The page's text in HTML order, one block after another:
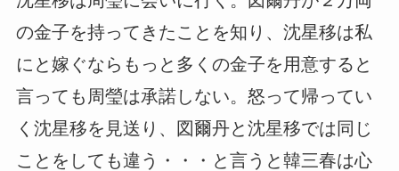
の金子を持ってきたことを知り、沈星移は私
にと嫁ぐならもっと多くの金子を用意すると
言っても周瑩は承諾しない。怒って帰ってい
く沈星移を見送り、図爾丹と沈星移では同じ
ことをしても違う・・・と言うと韓三春は心